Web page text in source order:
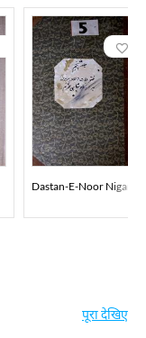
Dastan-E-Noor Nigar
पूरा देखिए